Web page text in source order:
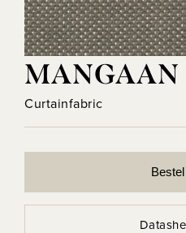
MANGAAN
Curtainfabric